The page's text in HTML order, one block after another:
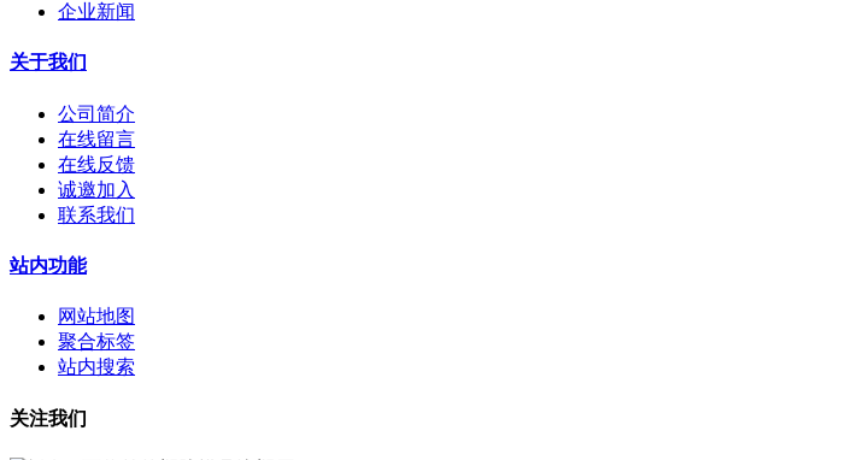
企业新闻
关于我们
公司简介
在线留言
在线反馈
诚邀加入
联系我们
站内功能
网站地图
聚合标签
站内搜索
关注我们